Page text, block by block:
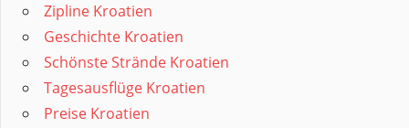
Zipline Kroatien
Geschichte Kroatien
Schönste Strände Kroatien
Tagesausflüge Kroatien
Preise Kroatien